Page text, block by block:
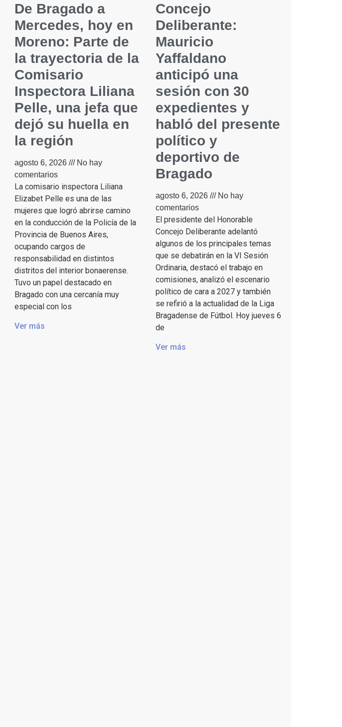
De Bragado a
Mercedes, hoy en
Moreno: Parte de
la trayectoria de la
Comisario
Inspectora Liliana
Pelle, una jefa que
dejó su huella en
la región
agosto 6, 2026
No hay
comentarios
La comisario inspectora Liliana
Elizabet Pelle es una de las
mujeres que logró abrirse camino
en la conducción de la Policía de la
Provincia de Buenos Aires,
ocupando cargos de
responsabilidad en distintos
distritos del interior bonaerense.
Tuvo un papel destacado en
Bragado con una cercanía muy
especial con los
Ver más
Concejo
Deliberante:
Mauricio
Yaffaldano
anticipó una
sesión con 30
expedientes y
habló del presente
político y
deportivo de
Bragado
agosto 6, 2026
No hay
comentarios
El presidente del Honorable
Concejo Deliberante adelantó
algunos de los principales temas
que se debatirán en la VI Sesión
Ordinaria, destacó el trabajo en
comisiones, analizó el escenario
político de cara a 2027 y también
se refirió a la actualidad de la Liga
Bragadense de Fútbol. Hoy jueves 6
de
Ver más